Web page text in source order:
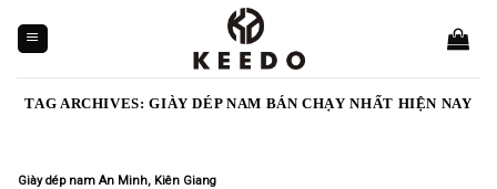
content
TAG ARCHIVES:GIÀY DÉP NAM BÁN CHẠY NHẤT HIỆN NAY
Giày dép nam An Minh, Kiên Giang